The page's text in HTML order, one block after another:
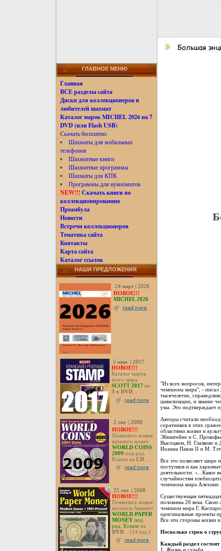
ГЛАВНОЕ МЕНЮ
Главная
ВСЕ разделы сайта
Диски для коллекционеров и
любителей шахмат
Каталог марок MICHEL 2026 на 7
DVD (или Flash USB)
Скачать бесплатно:
Шахматы для мобильных
телефонов
Шахматные книги
Шахматные программы
Шахматы для КПК
Программы для нумизматов
NEW!!! Скачать книги по
коллекционированию
Преамбула
Новости
Встречи коллекционеров
Тематика сайта
Контакты
Карта сайта
Каталог ссылок
НАШИ ПРЕДЛОЖЕНИЯ
24 март | 2026
НОВОЕ!!!
MICHEL 2026
5 июн. | 2017
НОВОЕ!!!
Каталог марок
всего мира
SCOTT 2017на
3-х DVD...
2 окт. | 2008
НОВОЕ!!!
Появились новые
каталоги монет
WORLD COINS
2009 под ред.
Krause наCD
25 окт. | 2008
НОВОЕ!!!
Появились новые
каталоги банкнот
WORLD PAPER
MONEYпод
ред. Krauseна
DVD... (14 изд.)
"Из всех вопросов,
чемпиона мира", - писал
тысячелетие,
цивилизации, и звание
ума. Это подтверждает
Авторы считали
соратников в этих
областями жизни и
Эйнштейне и С.
Высоцком, Н. Глазкове и
Иоанна Павла II и М.
Все это позволяет шире
поступков и как
деятельности. «...Какое
случайностям
чемпиона мира Алехине.
Существующая
половины 20 века. Свою
чемпион мира Г.
оригинальные проекты
Все эти стороны жизни
Несколько строк о
Каждый раздел состоит
1. Жизнь и судьба.